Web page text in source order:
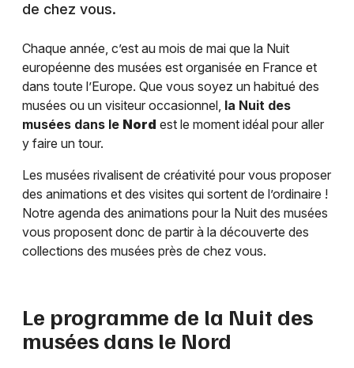
de chez vous.
Chaque année, c’est au mois de mai que la Nuit
européenne des musées est organisée en France et
dans toute l’Europe. Que vous soyez un habitué des
musées ou un visiteur occasionnel, la Nuit des
musées dans le Nord est le moment idéal pour aller
y faire un tour.
Les musées rivalisent de créativité pour vous proposer
des animations et des visites qui sortent de l’ordinaire !
Notre agenda des animations pour la Nuit des musées
vous proposent donc de partir à la découverte des
collections des musées près de chez vous.
Le programme de la Nuit des
musées dans le Nord